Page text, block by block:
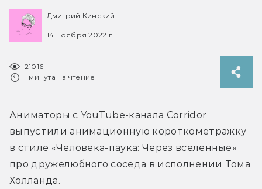
Дмитрий Кинский
14 ноября 2022 г.
21016
1 минута на чтение
Аниматоры с YouTube-канала Corridor
выпустили анимационную короткометражку
в стиле «Человека-паука: Через вселенные»
про дружелюбного соседа в исполнении Тома
Холланда.